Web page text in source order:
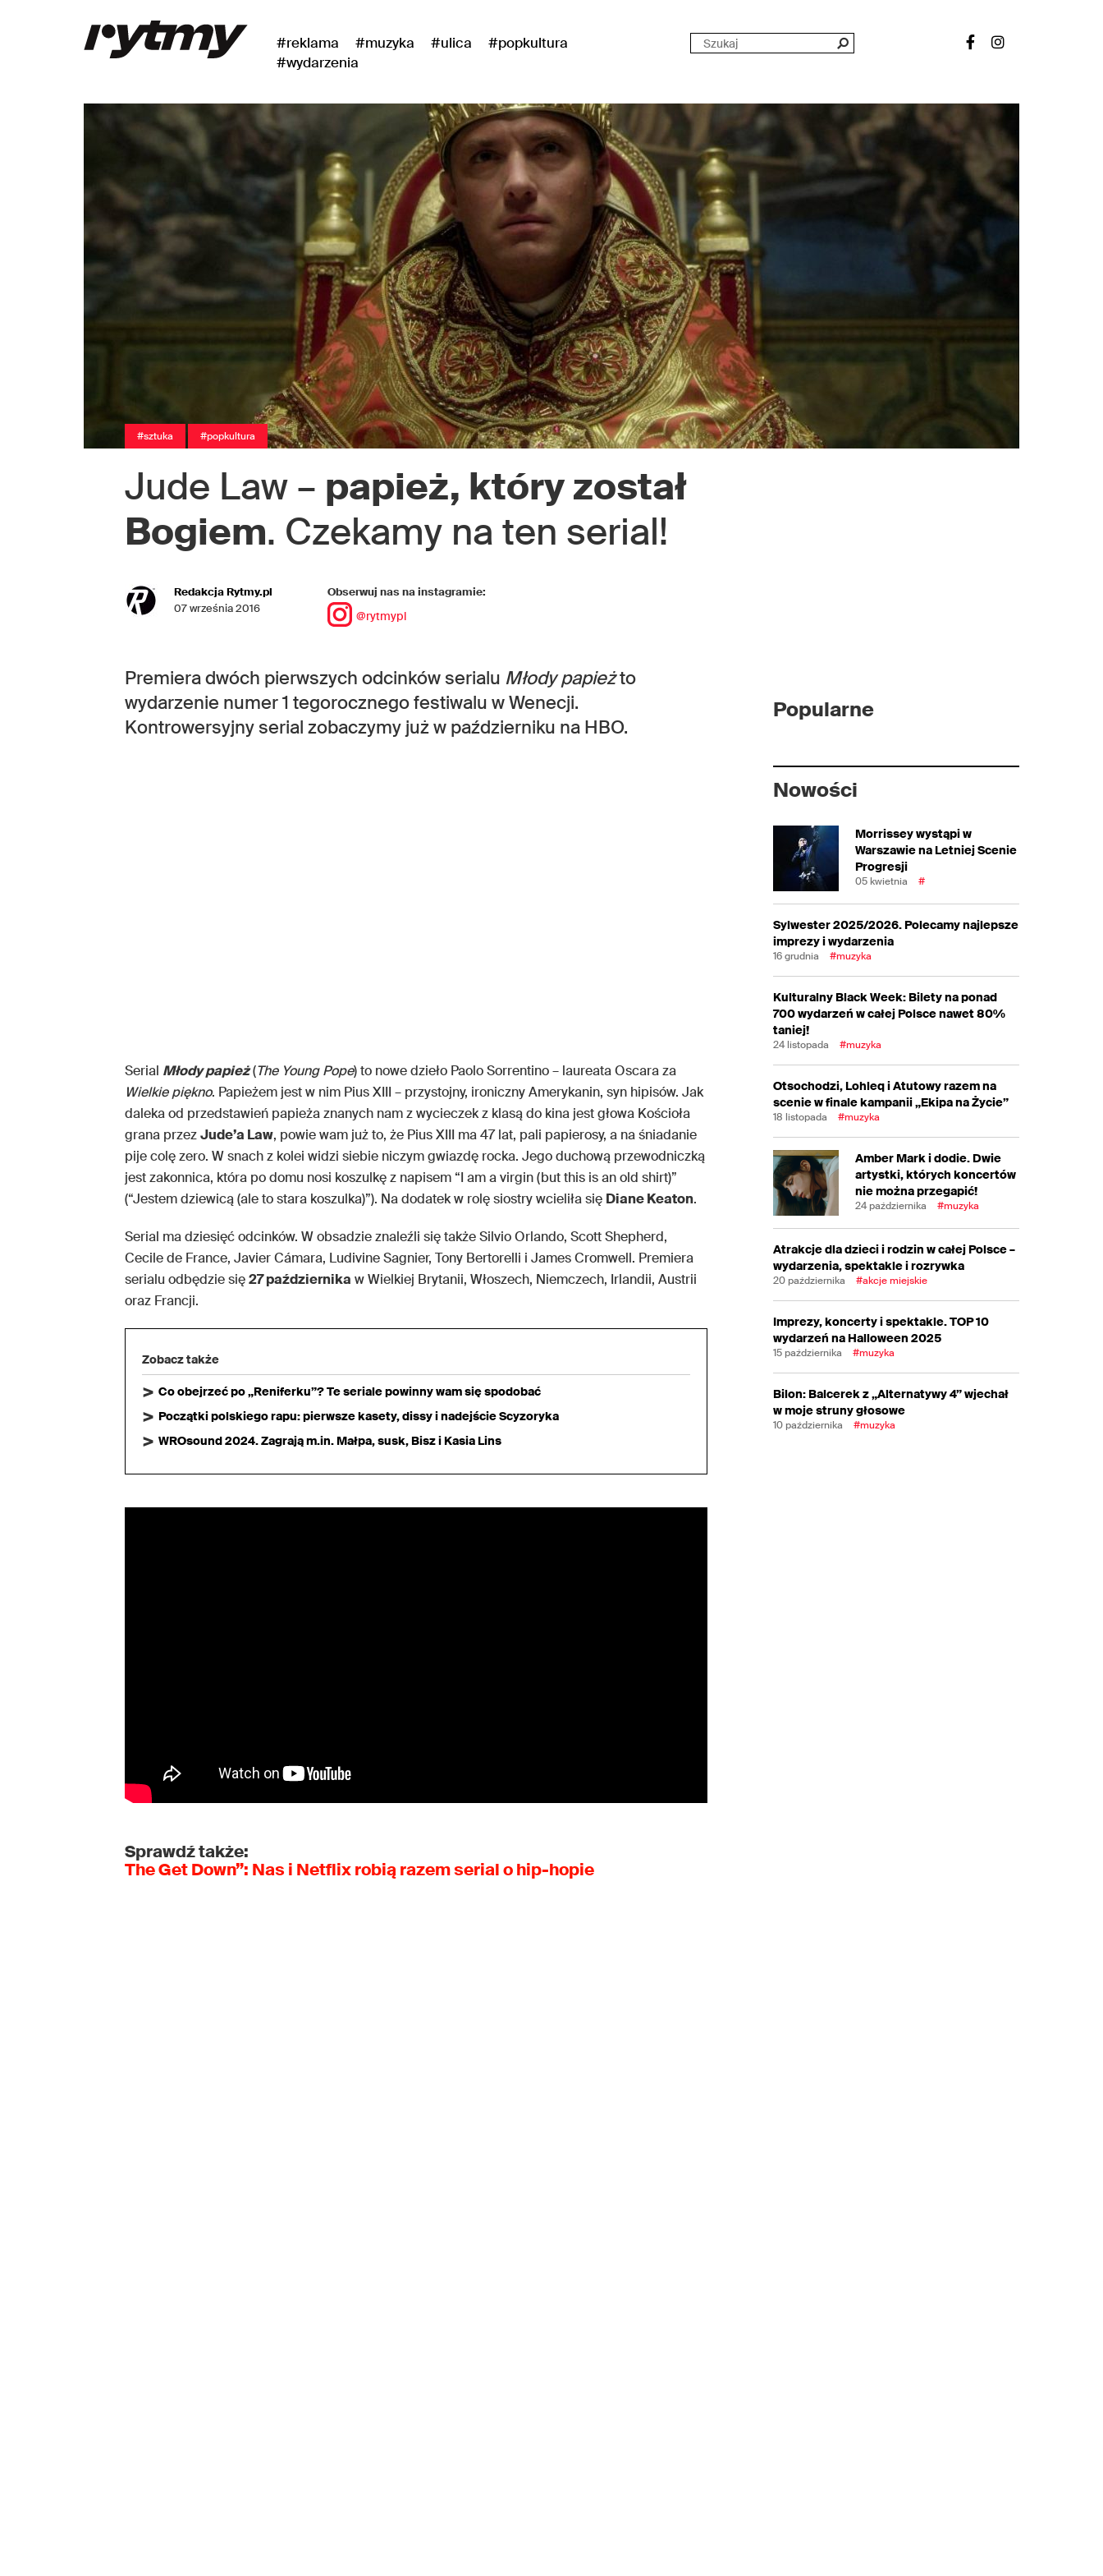
#reklama #muzyka #ulica
#popkultura
#wydarzenia
#sztuka #popkultura
Jude Law – papież, który został
Bogiem. Czekamy na ten serial!
Redakcja Rytmy.pl
07 września 2016
Obserwuj nas na instagramie:
@rytmypl
Premiera dwóch pierwszych odcinków serialu Młody papieżto
wydarzenie numer 1 tegorocznego festiwalu w Wenecji.
Kontrowersyjny serial zobaczymy już w październiku na HBO.
Serial Młody papież(The Young Pope) to nowe dzieło Paolo Sorrentino – laureata Oscara za
Wielkie piękno. Papieżem jest w nim Pius XIII – przystojny, ironiczny Amerykanin, syn hipisów. Jak
daleka od przedstawień papieża znanych nam z wycieczek z klasą do kina jest głowa Kościoła
grana przezJude’a Law, powie wam już to, że Pius XIII ma 47 lat, pali papierosy, a na śniadanie
pije colę zero. W snach z kolei widzi siebie niczym gwiazdę rocka. Jego duchową przewodniczką
jest zakonnica, która po domu nosi koszulkę z napisem “I am a virgin (but this is an old shirt)”
(“Jestem dziewicą (ale to stara koszulka)”). Na dodatek w rolę siostry wcieliła się Diane Keaton.
Serial ma dziesięć odcinków. W obsadzie znaleźli się także Silvio Orlando, Scott Shepherd,
Cecile de France, Javier Cámara, Ludivine Sagnier, Tony Bertorelli i James Cromwell. Premiera
serialu odbędzie się27 października w Wielkiej Brytanii, Włoszech, Niemczech, Irlandii, Austrii
oraz Francji.
Zobacz także
Co obejrzeć po „Reniferku”? Te seriale powinny wam się spodobać
Początki polskiego rapu: pierwsze kasety, dissy i nadejście Scyzoryka
WROsound 2024. Zagrają m.in. Małpa, susk, Bisz i Kasia Lins
Sprawdź także:
The Get Down”: Nas i Netflix robią razem serial o hip-hopie
Popularne
Nowości
Morrissey wystąpi w
Warszawie na Letniej Scenie
Progresji
05 kwietnia #
Sylwester 2025/2026. Polecamy najlepsze
imprezy i wydarzenia
16 grudnia #muzyka
Kulturalny Black Week: Bilety na ponad
700 wydarzeń w całej Polsce nawet 80%
taniej!
24 listopada #muzyka
Otsochodzi, Lohleq i Atutowy razem na
scenie w finale kampanii „Ekipa na Życie”
18 listopada #muzyka
Amber Mark i dodie. Dwie
artystki, których koncertów
nie można przegapić!
24 października #muzyka
Atrakcje dla dzieci i rodzin w całej Polsce –
wydarzenia, spektakle i rozrywka
20 października #akcje miejskie
Imprezy, koncerty i spektakle. TOP 10
wydarzeń na Halloween 2025
15 października #muzyka
Bilon: Balcerek z „Alternatywy 4” wjechał
w moje struny głosowe
10 października #muzyka